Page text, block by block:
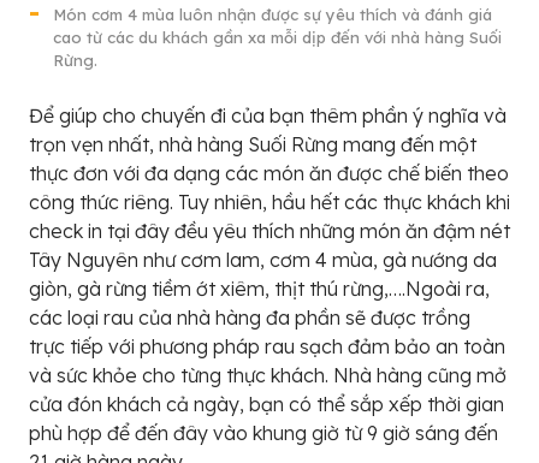
Món cơm 4 mùa luôn nhận được sự yêu thích và đánh giá
cao từ các du khách gần xa mỗi dịp đến với nhà hàng Suối
Rừng.
Để giúp cho chuyến đi của bạn thêm phần ý nghĩa và
trọn vẹn nhất, nhà hàng Suối Rừng mang đến một
thực đơn với đa dạng các món ăn được chế biến theo
công thức riêng. Tuy nhiên, hầu hết các thực khách khi
check in tại đây đều yêu thích những món ăn đậm nét
Tây Nguyên như cơm lam, cơm 4 mùa, gà nướng da
giòn, gà rừng tiềm ớt xiêm, thịt thú rừng,….Ngoài ra,
các loại rau của nhà hàng đa phần sẽ được trồng
trực tiếp với phương pháp rau sạch đảm bảo an toàn
và sức khỏe cho từng thực khách. Nhà hàng cũng mở
cửa đón khách cả ngày, bạn có thể sắp xếp thời gian
phù hợp để đến đây vào khung giờ từ 9 giờ sáng đến